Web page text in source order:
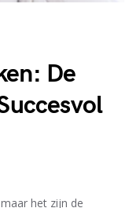
De
het zijn de